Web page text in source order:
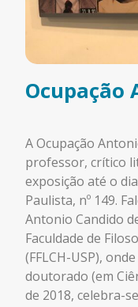
Ocupação
A Ocupação
professor, crítico
exposição até o
Paulista, nº 149.
Antonio Candido
Faculdade de
(FFLCH-USP),
doutorado (em
de 2018, celebra-